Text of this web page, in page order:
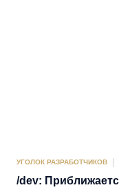
УГОЛОК РАЗРАБОТЧИКОВ
/dev: